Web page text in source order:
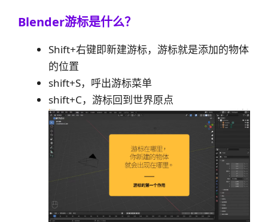
Blender游标是什么？
Shift+右键即新建游标，游标就是添加的物体
的位置
shift+S，呼出游标菜单
shift+C，游标回到世界原点